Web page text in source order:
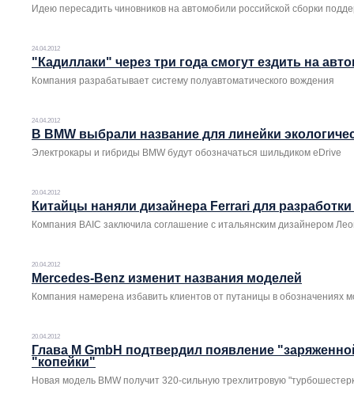
Идею пересадить чиновников на автомобили российской сборки
24.04.2012
"Кадиллаки" через три года смогут ездить на
Компания разрабатывает систему полуавтоматического вождения
24.04.2012
В BMW выбрали название для линейки
Электрокары и гибриды BMW будут обозначаться шильдиком eDrive
20.04.2012
Китайцы наняли дизайнера Ferrari для
Компания BAIC заключила соглашение с итальянским дизайнером
20.04.2012
Mercedes-Benz изменит названия моделей
Компания намерена избавить клиентов от путаницы в обозначениях
20.04.2012
Глава M GmbH подтвердил появление
"копейки"
Новая модель BMW получит 320-сильную трехлитровую